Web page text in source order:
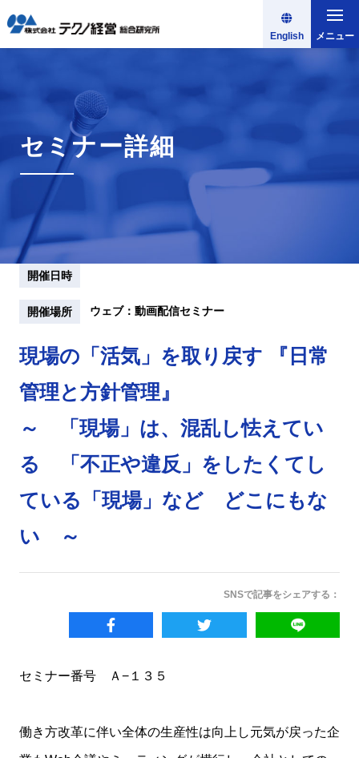
English メニュー
セミナー詳細
開催日時
開催場所 ウェブ：動画配信セミナー
現場の「活気」を取り戻す 『日常
管理と方針管理』
～ 「現場」は、混乱し怯えてい
る 「不正や違反」をしたくてし
ている「現場」など どこにもな
い ～
SNSで記事をシェアする：
セミナー番号 Ａ−１３５
働き方改革に伴い全体の生産性は向上し元気が戻った企